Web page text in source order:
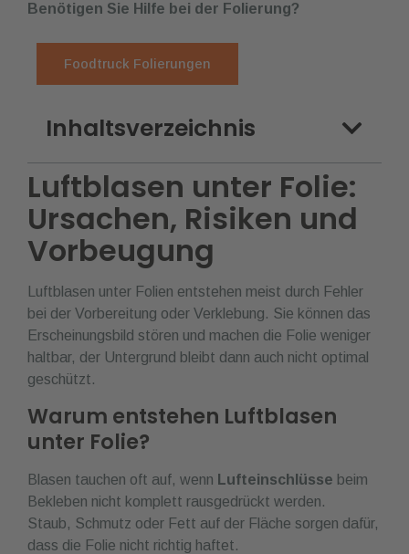
Benötigen Sie Hilfe bei der Folierung?
Foodtruck Folierungen
Inhaltsverzeichnis
Luftblasen unter Folie:
Ursachen, Risiken und
Vorbeugung
Luftblasen unter Folien entstehen meist durch Fehler
bei der Vorbereitung oder Verklebung. Sie können das
Erscheinungsbild stören und machen die Folie weniger
haltbar, der Untergrund bleibt dann auch nicht optimal
geschützt.
Warum entstehen Luftblasen
unter Folie?
Blasen tauchen oft auf, wenn Lufteinschlüsse beim
Bekleben nicht komplett rausgedrückt werden.
Staub, Schmutz oder Fett auf der Fläche sorgen dafür,
dass die Folie nicht richtig haftet.